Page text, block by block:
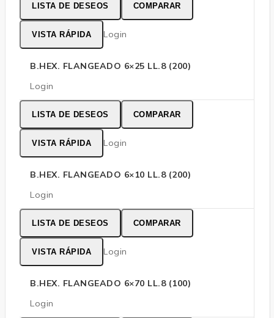
LISTA DE DESEOS COMPARAR
VISTA RÁPIDA Login
B.HEX. FLANGEADO 6×25 LL.8 (200)
Login
LISTA DE DESEOS COMPARAR
VISTA RÁPIDA Login
B.HEX. FLANGEADO 6×10 LL.8 (200)
Login
LISTA DE DESEOS COMPARAR
VISTA RÁPIDA Login
B.HEX. FLANGEADO 6×70 LL.8 (100)
Login